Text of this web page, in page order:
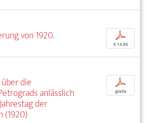
von 1920.
p
€ 14,95
die
anlässlich
der
(1920)
p
gratis